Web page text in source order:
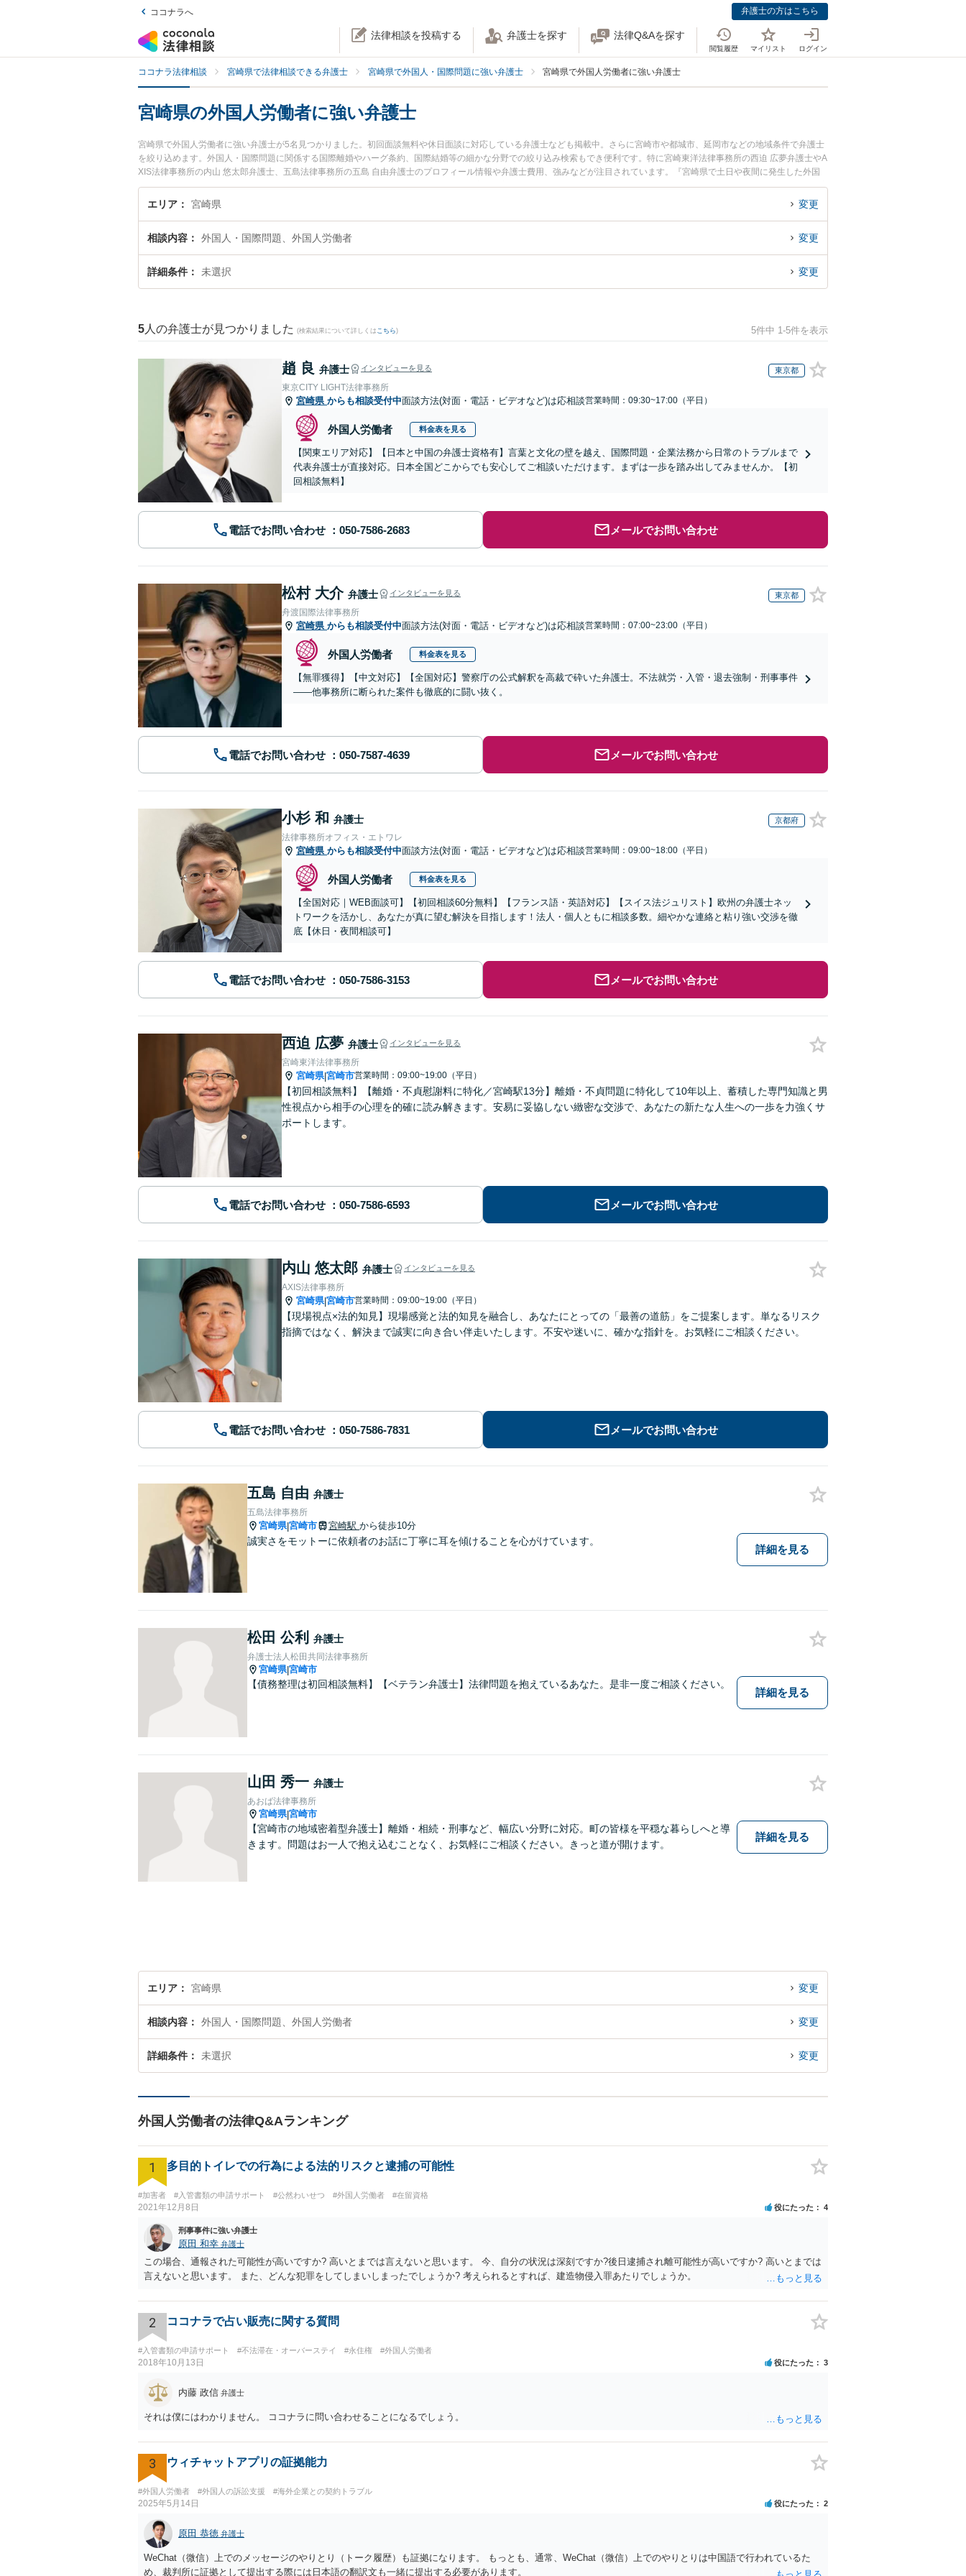
ココナラへ 弁護士の方はこちら
法律相談を投稿する 弁護士を探す 法律Q&Aを探す
閲覧履歴 マイリスト ログイン
ココナラ法律相談 宮崎県で法律相談できる弁護士 宮崎県で外国人・国際問題に強い弁護士 宮崎県で外国人労働者に強い弁護士
宮崎県の外国人労働者に強い弁護士
宮崎県で外国人労働者に強い弁護士が5名見つかりました。初回面談無料や休日面談に対応している弁護士なども掲載中。さらに宮崎市や都城市、延岡市などの地域条件で弁護士
を絞り込めます。外国人・国際問題に関係する国際離婚やハーグ条約、国際結婚等の細かな分野での絞り込み検索もでき便利です。特に宮崎東洋法律事務所の西迫 広夢弁護士やA
XIS法律事務所の内山 悠太郎弁護士、五島法律事務所の五島 自由弁護士のプロフィール情報や弁護士費用、強みなどが注目されています。『宮崎県で土日や夜間に発生した外国
人労働者のトラブルを今すぐに弁護士に相談したい』『外国人労働者のトラブル解決の実績豊富な近くの弁護士を検索したい』『初回相談無料で外国人労働者を法律相談できる宮
崎県内の弁護士に相談予約したい』などでお困りの相談者さんにおすすめです。
エリア 宮崎県 変更
相談内容 外国人・国際問題、外国人労働者 変更
詳細条件 未選択 変更
5 人の弁護士が見つかりました (検索結果について詳しくは こちら) 5件中 1-5件を表示
趙 良 弁護士 インタビューを見る 東京都
東京CITY LIGHT法律事務所
宮崎県 からも相談受付中面談方法(対面・電話・ビデオなど)は応相談営業時間：09:30~17:00（平日）
外国人労働者 料金表を見る
【関東エリア対応】【日本と中国の弁護士資格有】言葉と文化の壁を越え、国際問題・企業法務から日常のトラブルまで
代表弁護士が直接対応。日本全国どこからでも安心してご相談いただけます。まずは一歩を踏み出してみませんか。【初
回相談無料】
電話でお問い合わせ メールでお問い合わせ
松村 大介 弁護士 インタビューを見る 東京都
舟渡国際法律事務所
宮崎県 からも相談受付中面談方法(対面・電話・ビデオなど)は応相談営業時間：07:00~23:00（平日）
外国人労働者 料金表を見る
【無罪獲得】【中文対応】【全国対応】警察庁の公式解釈を高裁で砕いた弁護士。不法就労・入管・退去強制・刑事事件
——他事務所に断られた案件も徹底的に闘い抜く。
電話でお問い合わせ メールでお問い合わせ
小杉 和 弁護士 京都府
法律事務所オフィス・エトワレ
宮崎県 からも相談受付中面談方法(対面・電話・ビデオなど)は応相談営業時間：09:00~18:00（平日）
外国人労働者 料金表を見る
【全国対応｜WEB面談可】【初回相談60分無料】【フランス語・英語対応】【スイス法ジュリスト】欧州の弁護士ネッ
トワークを活かし、あなたが真に望む解決を目指します！法人・個人ともに相談多数。細やかな連絡と粘り強い交渉を徹
底【休日・夜間相談可】
電話でお問い合わせ メールでお問い合わせ
西迫 広夢 弁護士 インタビューを見る
宮崎東洋法律事務所
宮崎県|宮崎市営業時間：09:00~19:00（平日）
【初回相談無料】【離婚・不貞慰謝料に特化／宮崎駅13分】離婚・不貞問題に特化して10年以上、蓄積した専門知識と男
性視点から相手の心理を的確に読み解きます。安易に妥協しない緻密な交渉で、あなたの新たな人生への一歩を力強くサ
ポートします。
電話でお問い合わせ メールでお問い合わせ
内山 悠太郎 弁護士 インタビューを見る
AXIS法律事務所
宮崎県|宮崎市営業時間：09:00~19:00（平日）
【現場視点×法的知見】現場感覚と法的知見を融合し、あなたにとっての「最善の道筋」をご提案します。単なるリスク
指摘ではなく、解決まで誠実に向き合い伴走いたします。不安や迷いに、確かな指針を。お気軽にご相談ください。
電話でお問い合わせ メールでお問い合わせ
五島 自由 弁護士
五島法律事務所
宮崎県|宮崎市 宮崎駅 から徒歩10分
誠実さをモットーに依頼者のお話に丁寧に耳を傾けることを心がけています。
詳細を見る
松田 公利 弁護士
弁護士法人松田共同法律事務所
宮崎県|宮崎市
【債務整理は初回相談無料】【ベテラン弁護士】法律問題を抱えているあなた。是非一度ご相談ください。
詳細を見る
山田 秀一 弁護士
あおば法律事務所
宮崎県|宮崎市
【宮崎市の地域密着型弁護士】離婚・相続・刑事など、幅広い分野に対応。町の皆様を平穏な暮らしへと導
きます。問題はお一人で抱え込むことなく、お気軽にご相談ください。きっと道が開けます。
詳細を見る
エリア 宮崎県 変更
相談内容 外国人・国際問題、外国人労働者 変更
詳細条件 未選択 変更
外国人労働者の法律Q&Aランキング
1 多目的トイレでの行為による法的リスクと逮捕の可能性
#加害者 #入管書類の申請サポート #公然わいせつ #外国人労働者 #在留資格
2021年12月8日 役にたった 4
刑事事件に強い弁護士
原田 和幸 弁護士
この場合、通報された可能性が高いですか? 高いとまでは言えないと思います。 今、自分の状況は深刻ですか?後日逮捕され離可能性が高いですか? 高いとまでは
言えないと思います。 また、どんな犯罪をしてしまいしまったでしょうか? 考えられるとすれば、建造物侵入罪あたりでしょうか。
2 ココナラで占い販売に関する質問
#入管書類の申請サポート #不法滞在・オーバーステイ #永住権 #外国人労働者
2018年10月13日 役にたった 3
内藤 政信 弁護士
それは僕にはわかりません。 ココナラに問い合わせることになるでしょう。
3 ウィチャットアプリの証拠能力
#外国人労働者 #外国人の訴訟支援 #海外企業との契約トラブル
2025年5月14日 役にたった 2
原田 恭徳 弁護士
WeChat（微信）上でのメッセージのやりとり（トーク履歴）も証拠になります。 もっとも、通常、WeChat（微信）上でのやりとりは中国語で行われているた
め、裁判所に証拠として提出する際には日本語の翻訳文も一緒に提出する必要があります。